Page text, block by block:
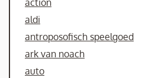
action
aldi
antroposofisch speelgoed
ark van noach
auto